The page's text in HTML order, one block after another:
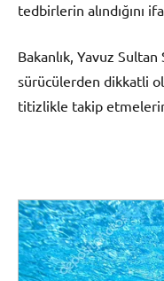
tedbirlerin alındığını
Bakanlık, Yavuz
sürücülerden dikkatli
titizlikle takip